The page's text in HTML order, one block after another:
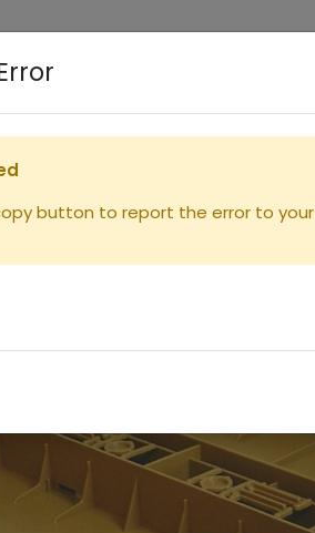
Boutique
button to report the error to